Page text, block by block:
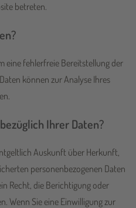
betreten.
eine fehlerfreie Bereitstellung der
können zur Analyse Ihres
Ihrer Daten?
Auskunft über Herkunft,
personenbezogenen Daten
Recht, die Berichtigung oder
Wenn Sie eine Einwilligung zur